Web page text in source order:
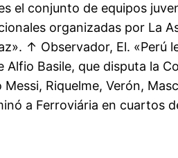
el conjunto de equipos
organizadas por La
↑ Observador, El. «Perú
Alfio Basile, que disputa la
Riquelme, Verón,
a Ferroviária en cuartos